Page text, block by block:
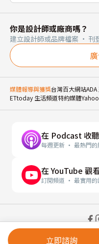
立即諮詢
你是設計師或廠商嗎？
建立設計師或品牌檔案 · 刊
媒體報導與獲獎台灣百大網站
ETtoday 生活頻道特約媒體
在 Podcast 收
每週更新 · 最熱門的
在 YouTube 觀
訂閱頻道 · 最實用的
© 2026 幸福空間